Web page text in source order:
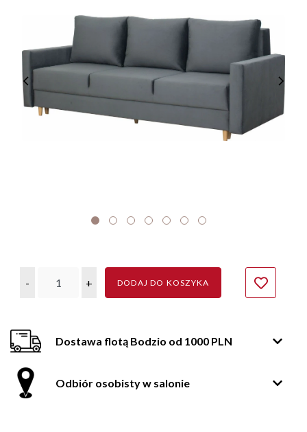
- + DODAJ DO KOSZYKA
Dostawa flotą Bodzio od 1000 PLN
Odbiór osobisty w salonie